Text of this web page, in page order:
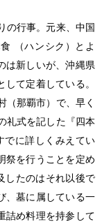
の行事。元来、中国
（ハンシク）とよ
は新しいが、沖縄県
て定着している。
（那覇市）で、早く
礼式を記した『四本
でに詳しくみえてい
祭を行うことを定め
したのはそれ以後で
、墓に属している一
詰め料理を持参して